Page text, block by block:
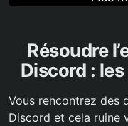
Résoudre
Discord :
Vous rencontrez des
Discord et cela ruine